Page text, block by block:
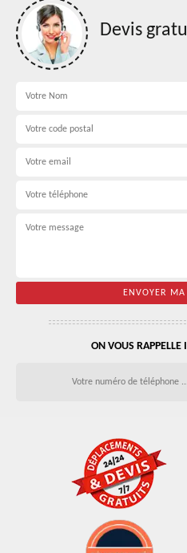
Devis
ON VOUS